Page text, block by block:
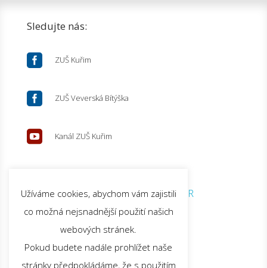
Sledujte nás:
 ZUŠ Kuřim
 ZUŠ Veverská Bítýška
 Kanál ZUŠ Kuřim
© 2026 ZUŠ Kuřim |GDPR
Užíváme cookies, abychom vám zajistili
co možná nejsnadnější použití našich
webových stránek.
Pokud budete nadále prohlížet naše
stránky předpokládáme, že s použitím